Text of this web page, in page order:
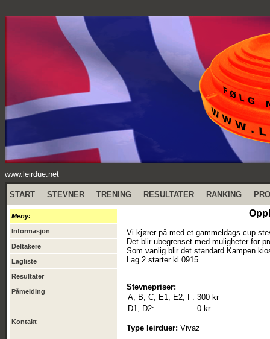
www.leirdue.net
START STEVNER TRENING RESULTATER RANKING
Meny:
Informasjon
Deltakere
Lagliste
Resultater
Påmelding
Kontakt
Vi kjører på med et gammeldags cup
Det blir ubegrenset med muligheter for
Som vanlig blir det standard Kampen
Lag 2 starter kl 0915
Stevnepriser:
A, B, C, E1, E2, F: 300 kr
D1, D2:
0 kr
Type leirduer: Vivaz